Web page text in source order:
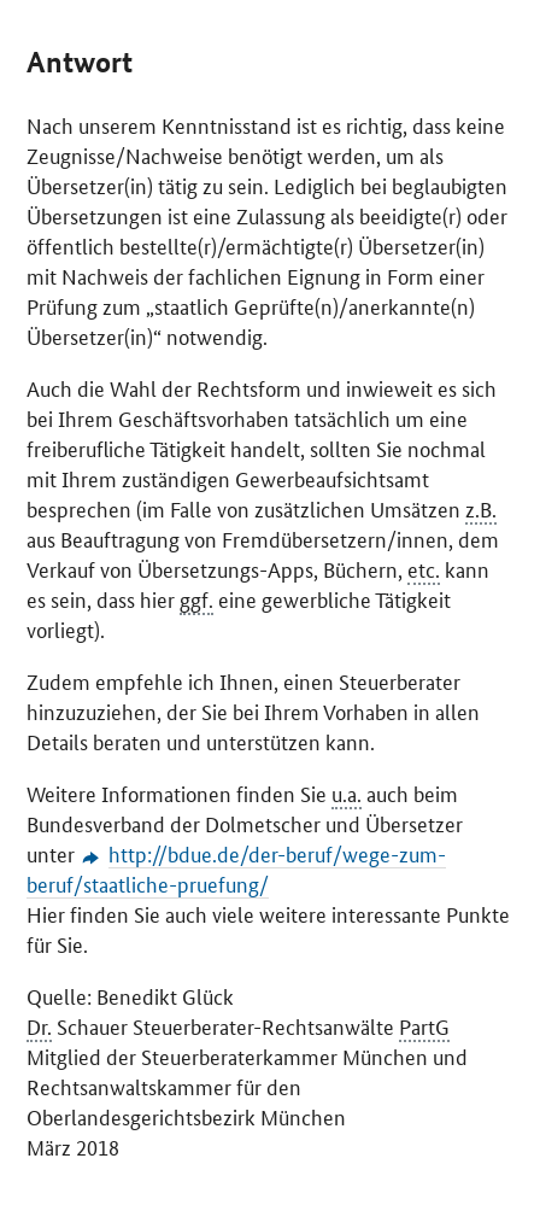
Antwort
Nach unserem Kenntnisstand ist es richtig, dass keine
Zeugnisse/Nachweise benötigt werden, um als
Übersetzer(in) tätig zu sein. Lediglich bei beglaubigten
Übersetzungen ist eine Zulassung als beeidigte(r) oder
öffentlich bestellte(r)/ermächtigte(r) Übersetzer(in)
mit Nachweis der fachlichen Eignung in Form einer
Prüfung zum „staatlich Geprüfte(n)/anerkannte(n)
Übersetzer(in)“ notwendig.
Auch die Wahl der Rechtsform und inwieweit es sich
bei Ihrem Geschäftsvorhaben tatsächlich um eine
freiberufliche Tätigkeit handelt, sollten Sie nochmal
mit Ihrem zuständigen Gewerbeaufsichtsamt
besprechen (im Falle von zusätzlichen Umsätzen z.B.
aus Beauftragung von Fremdübersetzern/innen, dem
Verkauf von Übersetzungs-Apps, Büchern, etc. kann
es sein, dass hier ggf. eine gewerbliche Tätigkeit
vorliegt).
Zudem empfehle ich Ihnen, einen Steuerberater
hinzuzuziehen, der Sie bei Ihrem Vorhaben in allen
Details beraten und unterstützen kann.
Weitere Informationen finden Sie u.a. auch beim
Bundesverband der Dolmetscher und Übersetzer
unter
http://bdue.de/der-beruf/wege-zum-
beruf/staatliche-pruefung/
Hier finden Sie auch viele weitere interessante Punkte
für Sie.
Quelle: Benedikt Glück
Dr. Schauer Steuerberater-Rechtsanwälte PartG
Mitglied der Steuerberaterkammer München und
Rechtsanwaltskammer für den
Oberlandesgerichtsbezirk München
März 2018